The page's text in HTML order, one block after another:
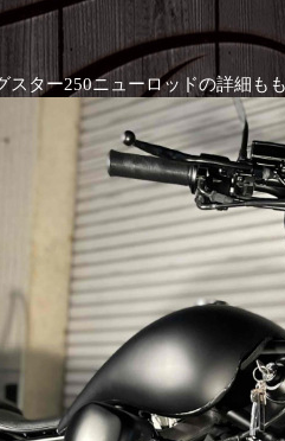
スター250ニューロッドの詳細